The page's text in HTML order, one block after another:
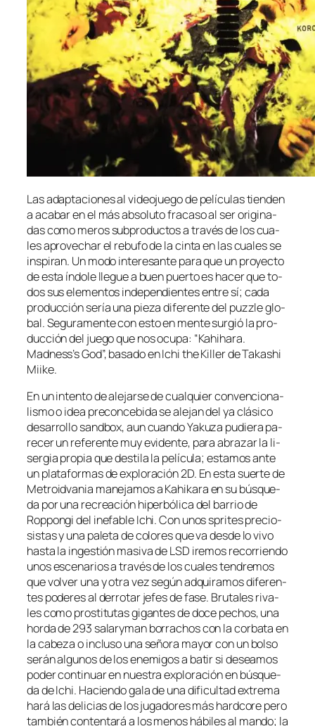
Las adap­ta­cio­nes al vi­deo­jue­go de pe­lí­cu­las tien­den
a aca­bar en el más ab­so­lu­to fra­ca­so al ser ori­gi­na­
das co­mo me­ros sub­pro­duc­tos a tra­vés de los cua­
les apro­ve­char el re­bu­fo de la cin­ta en las cua­les se
ins­pi­ran. Un mo­do in­tere­san­te pa­ra que un pro­yec­to
de es­ta ín­do­le lle­gue a buen puer­to es ha­cer que to­
dos sus ele­men­tos in­de­pen­dien­tes en­tre sí; ca­da
pro­duc­ción se­ría una pie­za di­fe­ren­te del puzz­le glo­
bal. Seguramente con es­to en men­te sur­gió la pro­
duc­ción del jue­go que nos ocu­pa: “Kahihara.
Madness’s God”, ba­sa­do en Ichi the Killer de Takashi
Miike.
En un in­ten­to de ale­jar­se de cual­quier con­ven­cio­na­
lis­mo o idea pre­con­ce­bi­da se ale­jan del ya clá­si­co
de­sa­rro­llo sand­box, aun cuan­do Yakuza pu­die­ra pa­
re­cer un re­fe­ren­te muy evi­den­te, pa­ra abra­zar la li­
ser­gia pro­pia que des­ti­la la pe­lí­cu­la; es­ta­mos an­te
un pla­ta­for­mas de ex­plo­ra­ción 2D. En es­ta suer­te de
Metroidvania ma­ne­ja­mos a Kahikara en su bús­que­
da por una re­crea­ción hi­per­bó­li­ca del ba­rrio de
Roppongi del inefa­ble Ichi. Con unos spri­tes pre­cio­
sis­tas y una pa­le­ta de co­lo­res que va des­de lo vi­vo
has­ta la in­ges­tión ma­si­va de LSD ire­mos re­co­rrien­do
unos es­ce­na­rios a tra­vés de los cua­les ten­dre­mos
que vol­ver una y otra vez se­gún ad­qui­ra­mos di­fe­ren­
tes po­de­res al de­rro­tar je­fes de fa­se. Brutales ri­va­
les co­mo pros­ti­tu­tas gi­gan­tes de do­ce pe­chos, una
hor­da de 293 sa­lary­man bo­rra­chos con la cor­ba­ta en
la ca­be­za o in­clu­so una se­ño­ra ma­yor con un bol­so
se­rán al­gu­nos de los enemi­gos a ba­tir si de­sea­mos
po­der con­ti­nuar en nues­tra ex­plo­ra­ción en bús­que­
da de Ichi. Haciendo ga­la de una di­fi­cul­tad ex­tre­ma
ha­rá las de­li­cias de los ju­ga­do­res más hard­co­re pe­ro
tam­bién con­ten­ta­rá a los me­nos há­bi­les al man­do; la